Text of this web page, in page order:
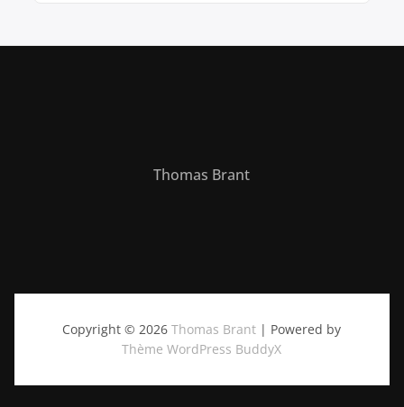
Thomas Brant
Copyright © 2026Thomas Brant | Powered by
Thème WordPress BuddyX